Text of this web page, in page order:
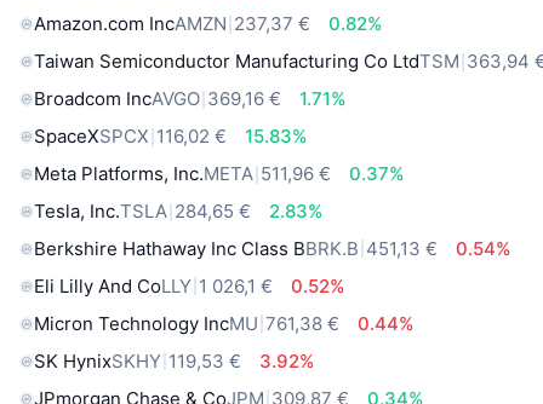
Amazon.com IncAMZN 237,37 €
0.82%
Taiwan Semiconductor Manufacturing Co LtdTSM 363,94
Broadcom IncAVGO 369,16 €
1.71%
SpaceXSPCX 116,02 €
15.83%
Meta Platforms, Inc.META 511,96 €
0.37%
Tesla, Inc.TSLA 284,65 €
2.83%
Berkshire Hathaway Inc Class BBRK.B 451,13 €
0.54%
Eli Lilly And CoLLY 1 026,1 €
0.52%
Micron Technology IncMU 761,38 €
0.44%
SK HynixSKHY 119,53 €
3.92%
JPmorgan Chase & CoJPM 309,87 €
0.34%